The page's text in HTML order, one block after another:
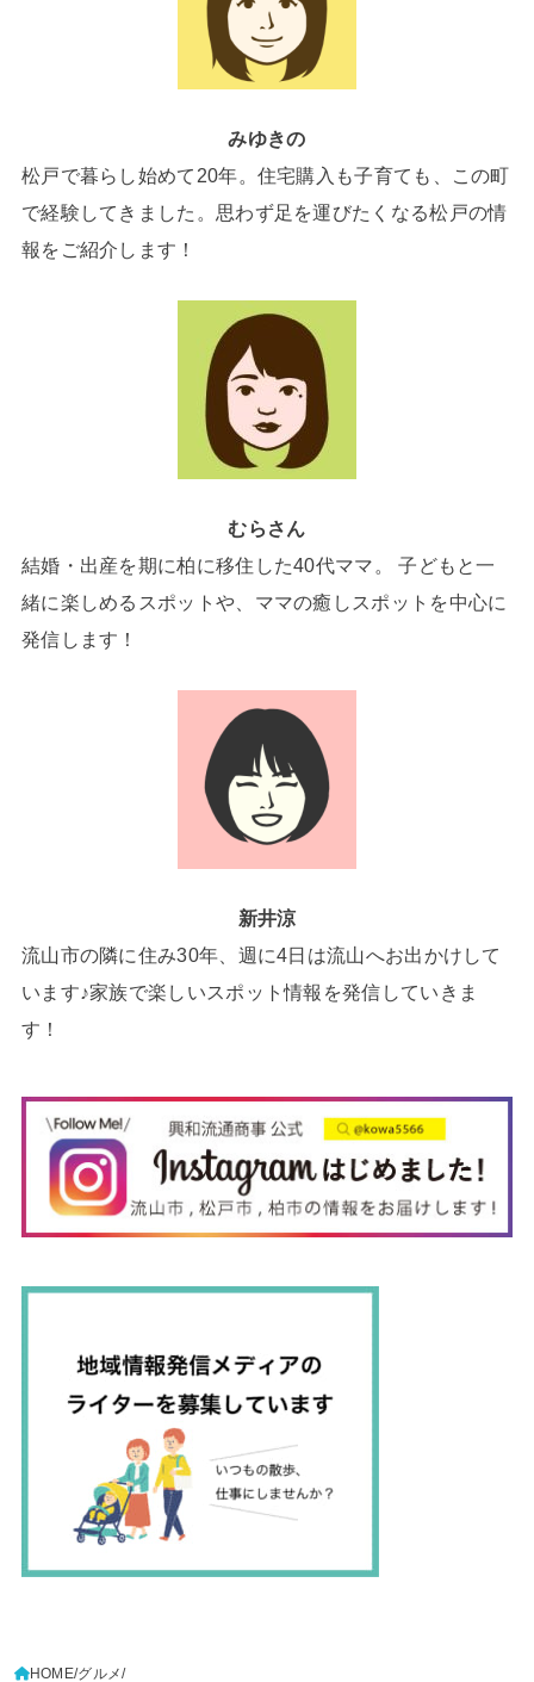
みゆきの
松戸で暮らし始めて20年。住宅購入も子育ても、この町
で経験してきました。思わず足を運びたくなる松戸の情
報をご紹介します！
むらさん
結婚・出産を期に柏に移住した40代ママ。 子どもと一
緒に楽しめるスポットや、ママの癒しスポットを中心に
発信します！
新井涼
流山市の隣に住み30年、週に4日は流山へお出かけして
います♪家族で楽しいスポット情報を発信していきま
す！
HOME グルメ